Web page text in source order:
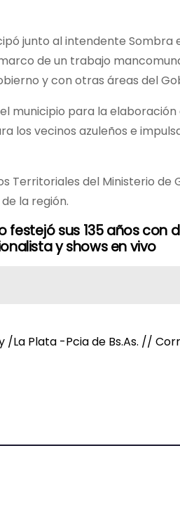
junto al intendente Sombra
de un trabajo
y con otras áreas del
municipio para la
los vecinos azuleños e
Territoriales del Ministerio de
la región.
festejó sus 135 años con
y shows en vivo
Plata -Pcia de Bs.As. //